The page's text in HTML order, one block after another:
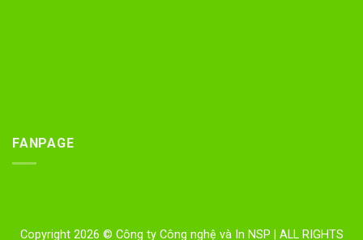
FANPAGE
Copyright 2026 © Công ty Công nghệ và In NSP | ALL RIGHTS